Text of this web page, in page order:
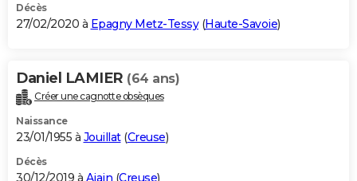
Décès
27/02/2020 à Epagny Metz-Tessy(Haute-Savoie)
Daniel LAMIER (64 ans)
Créer une cagnotte obsèques
Naissance
23/01/1955 à Jouillat(Creuse)
Décès
30/12/2019 à Ajain (Creuse)